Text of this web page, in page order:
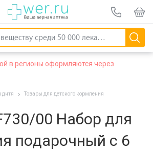
в регионы оформляются через
дитя Товары для детского кормления
00 Набор для
подарочный с 6